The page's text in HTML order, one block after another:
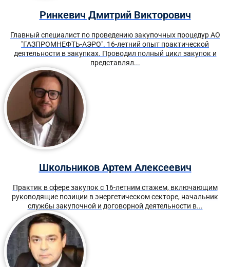
Ринкевич Дмитрий Викторович
Главный специалист по проведению закупочных процедур АО
"ГАЗПРОМНЕФТЬ-АЭРО". 16-летний опыт практической
деятельности в закупках. Проводил полный цикл закупок и
представлял...
Школьников Артем Алексеевич
Практик в сфере закупок с 16-летним стажем, включающим
руководящие позиции в энергетическом секторе, начальник
службы закупочной и договорной деятельности в...